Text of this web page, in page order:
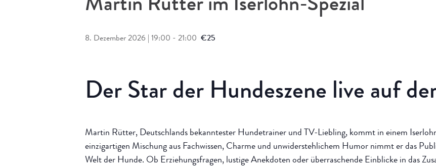
Martin Rütter im Iserlohn-Spezial
8. Dezember 2026 | 19:00 - 21:00 €25
Der Star der Hundeszene live auf
Martin Rütter, Deutschlands bekanntester Hundetrainer und TV-Liebling, kommt in einem
einzigartigen Mischung aus Fachwissen, Charme und unwiderstehlichem Humor nimmt er das
Welt der Hunde. Ob Erziehungsfragen, lustige Anekdoten oder überraschende Einblicke in das